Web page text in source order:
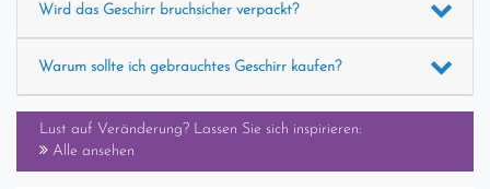
Wird das Geschirr bruchsicher verpackt?
Warum sollte ich gebrauchtes Geschirr kaufen?
Lust auf Veränderung? Lassen Sie sich inspirieren:
Alle ansehen